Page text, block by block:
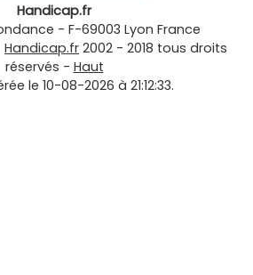
Handicap.fr
- F-69003 Lyon France
Handicap.fr 2002 - 2018 tous droits
réservés - Haut
le 10-08-2026 à 21:12:33.